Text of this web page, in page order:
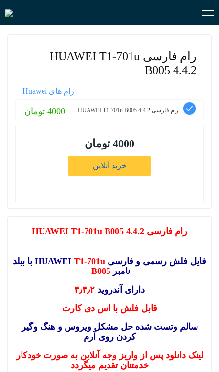
رام فارسی HUAWEI T1-701u
B005 4.4.2
رام های Huawei
رام فارسی HUAWEI T1-701u B005 4.4.2 4000 تومان
4000 تومان
خرید آنلاین
رام فارسی HUAWEI T1-701u B005 4.4.2
فایل فلش رسمی و فارسی HUAWEI T1-701u
با بیلد
نامبر B005
دارای آندروید ۴٫۴٫۲
قابل فلش با اس دی کارت
سالم وتست شده حل مشکل ویروس و هنگ وگیر
کردن روی آرم
لینک دانلود پس از واریز وجه آنلاین به صورت خودکار
خدمتتان تقدیم میگردد